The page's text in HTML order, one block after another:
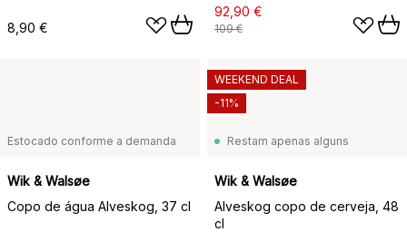
8,90 €
92,90 €
109 €
Estocado conforme a demanda
Wik & Walsøe
Copo de água Alveskog, 37 cl
Restam apenas alguns
Wik & Walsøe
Alveskog copo de cerveja, 48
cl
WEEKEND DEAL
-11%